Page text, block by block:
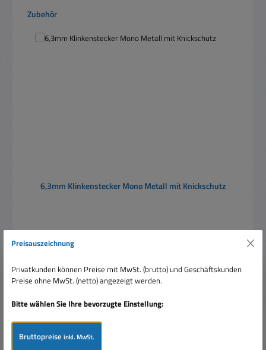
Produktgalerie überspringen
Zubehör
6,3mm Klinkenstecker Mono Metall mit Knickschutz
Preise inkl. MwSt. zzgl. Versandkosten
Preisauszeichnung
Privatkunden können Preise mit MwSt. (brutto) und Geschäftskunden
Preise ohne MwSt. (netto) angezeigt werden.
Bitte wählen Sie Ihre bevorzugte Einstellung:
Bruttopreiseinkl. MwSt.